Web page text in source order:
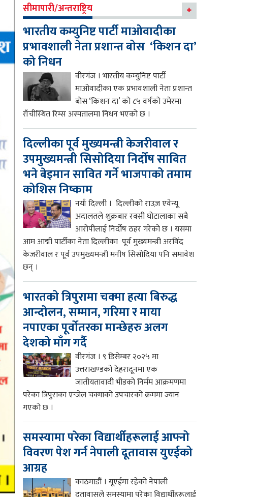
सीमापारी/अन्तराष्ट्रिय
भारतीय कम्युनिष्ट पार्टी माओवादीका
प्रभावशाली नेता प्रशान्त बोस ‘किशन दा’
को निधन
वीरगंज । भारतीय कम्युनिष्ट पार्टी
माओवादीका एक प्रभावशाली नेता प्रशान्त
बोस ‘किशन दा’ को ८५ वर्षको उमेरमा
राँचीस्थित रिम्स अस्पतालमा निधन भएको छ ।
दिल्लीका पूर्व मुख्यमन्त्री केजरीवाल र
उपमुख्यमन्त्री सिसोदिया निर्दोष सावित
भने बेइमान सावित गर्ने भाजपाको तमाम
कोशिस निष्काम
नयाँ दिल्ली । दिल्लीको राउज़ एवेन्यू
अदालतले शुक्रबार रक्सी घोटालाका सबै
आरोपीलाई निर्दोष ठहर गरेको छ । यसमा
आम आद्मी पार्टीका नेता दिल्लीका पूर्व मुख्यमन्त्री अरविंद
केजरीवाल र पूर्व उपमुख्यमन्त्री मनीष सिसोदिया पनि समावेश
छन् ।
भारतको त्रिपुरामा चक्मा हत्या बिरुद्ध
आन्दोलन, सम्मान, गरिमा र माया
नपाएका पूर्वोतरका मान्छेहरु अलग
देशको माँग गर्दै
वीरगंज । ९ डिसेम्बर २०२५ मा
उत्तराखण्डको देहरादूनमा एक
जातीयतावादी भीडको निर्मम आक्रमणमा
परेका त्रिपुराका एन्जेल चक्माको उपचारको क्रममा ज्यान
गएको छ ।
समस्यामा परेका विद्यार्थीहरूलाई आफ्नो
विवरण पेश गर्न नेपाली दूतावास युएईको
आग्रह
काठमाडौं । यूएईमा रहेको नेपाली